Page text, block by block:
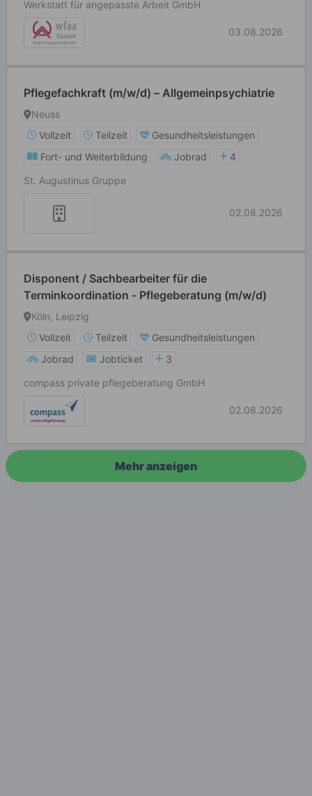
Werkstatt für angepasste Arbeit GmbH
03.08.2026
Pflegefachkraft (m/w/d) – Allgemeinpsychiatrie
Neuss
Vollzeit
Teilzeit
Gesundheitsleistungen
Fort- und Weiterbildung
Jobrad
4
St. Augustinus Gruppe
02.08.2026
Disponent / Sachbearbeiter für die
Terminkoordination - Pflegeberatung (m/w/d)
Köln, Leipzig
Vollzeit
Teilzeit
Gesundheitsleistungen
Jobrad
Jobticket
3
compass private pflegeberatung GmbH
02.08.2026
Mehr anzeigen